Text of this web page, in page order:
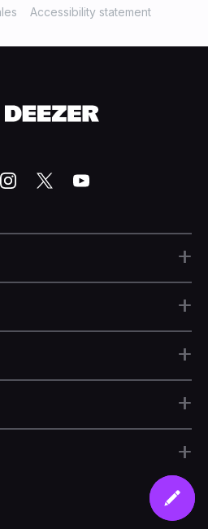
Accessibility statement
+
+
+
+
+